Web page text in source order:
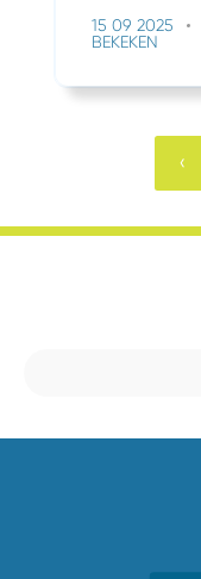
15 09 2025
BEKEKEN
‹